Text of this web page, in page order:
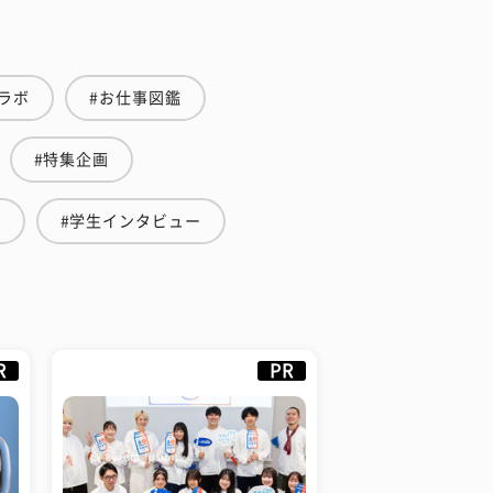
ボ #お仕事図鑑
#特集企画
#学生インタビュー
PR